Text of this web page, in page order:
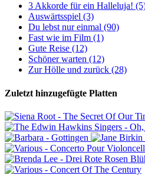
3 Akkorde für ein Halleluja!
Auswärtsspiel (3)
Du lebst nur einmal (90)
Fast wie im Film (1)
Gute Reise (12)
Schöner warten (12)
Zur Hölle und zurück (28)
Zuletzt hinzugefügte Platten